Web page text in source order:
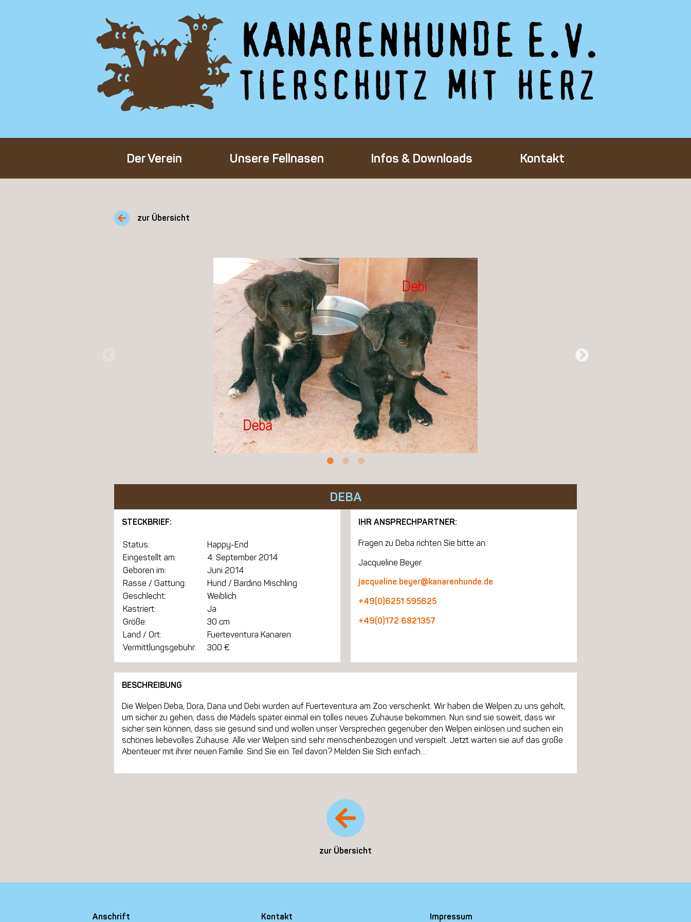
Der Verein
Über den Verein
Unser Team
Unsere Fellnasen
Alle Hunde
Infos & Downloads
Adoption eines Tieres
Pflegestelle
Mitgliedschaft
Spenden
Kontakt
zur Übersicht
DEBA
STECKBRIEF:
Status:
Happy-End
Eingestellt am:
4. September 2014
Geboren im:
Juni 2014
Rasse / Gattung:
Hund / Bardino Mischling
Geschlecht:
Weiblich
Kastriert:
Ja
Größe:
30 cm
Land / Ort:
Fuerteventura Kanaren
Vermittlungsgebühr:
300 €
IHR ANSPRECHPARTNER:
Fragen zu Deba richten Sie bitte an:
Jacqueline Beyer
jacqueline.beyer@kanarenhunde.de
+49(0)6251 595625
+49(0)172 6821357
BESCHREIBUNG
Die Welpen Deba, Dora, Dana und Debi wurden auf Fuerteventura am Zoo verschenkt. Wir haben die Welpen zu uns geholt,
um sicher zu gehen, dass die Mädels später einmal ein tolles neues Zuhause bekommen. Nun sind sie soweit, dass wir
sicher sein können, dass sie gesund sind und wollen unser Versprechen gegenüber den Welpen einlösen und suchen ein
schönes liebevolles Zuhause. Alle vier Welpen sind sehr menschenbezogen und verspielt. Jetzt warten sie auf das große
Abenteuer mit ihrer neuen Familie. Sind Sie ein Teil davon? Melden Sie Sich einfach…
zur Übersicht
Anschrift Kontakt Impressum